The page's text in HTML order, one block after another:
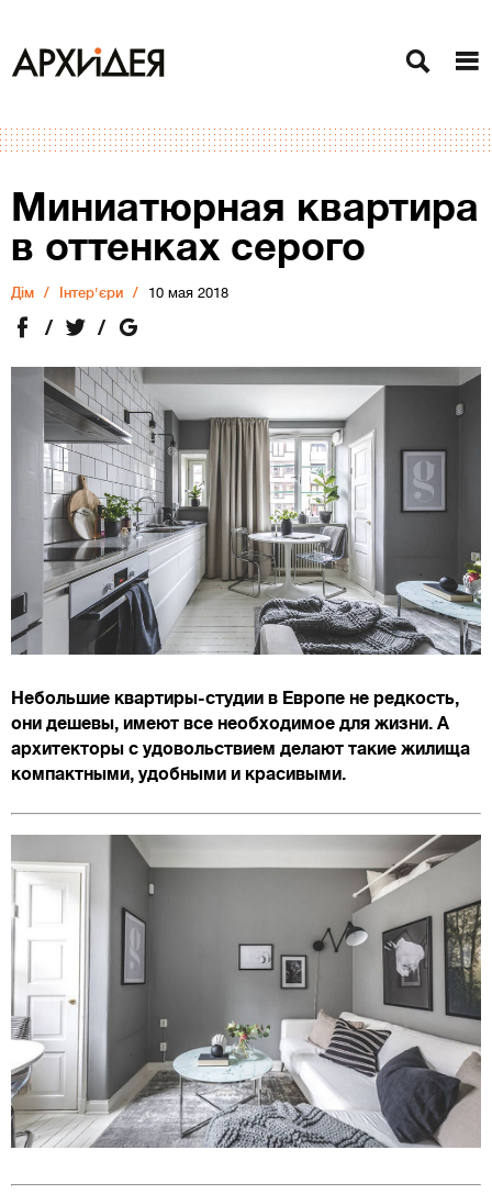
Миниатюрная квартира
в оттенках серого
Дiм Інтер'єри 10 мая 2018
Небольшие квартиры-студии в Европе не редкость,
они дешевы, имеют все необходимое для жизни. А
архитекторы с удовольствием делают такие жилища
компактными, удобными и красивыми.